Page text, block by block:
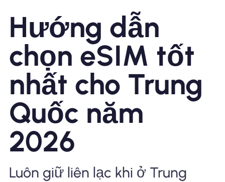
Kế hoạch mua sắm
Giới thiệu về eSIM
Tại sao eSIM Nomad
Sử dụng eSIM
Hướng dẫn
chọn eSIM tốt
nhất cho Trung
Quốc năm
2026
Luôn giữ liên lạc khi ở Trung